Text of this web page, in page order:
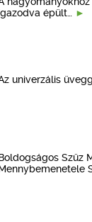
épült…
univerzális
Szűz